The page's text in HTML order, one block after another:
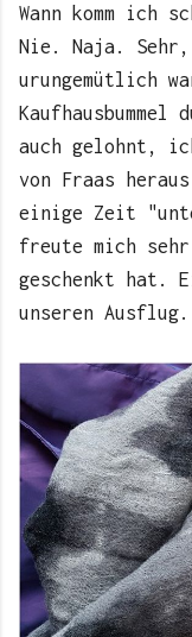
Wann komm ich
Nie. Naja. Sehr,
urungemütlich
auch gelohnt,
von Fraas
einige Zeit
freute mich
geschenkt hat.
unseren Ausflug.